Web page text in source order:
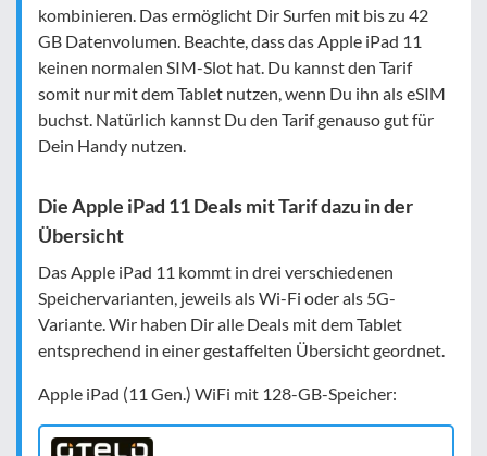
kombinieren. Das ermöglicht Dir Surfen mit bis zu 42
GB Datenvolumen. Beachte, dass das Apple iPad 11
keinen normalen SIM-Slot hat. Du kannst den Tarif
somit nur mit dem Tablet nutzen, wenn Du ihn als eSIM
buchst. Natürlich kannst Du den Tarif genauso gut für
Dein Handy nutzen.
Die Apple iPad 11 Deals mit Tarif dazu in der
Übersicht
Das Apple iPad 11 kommt in drei verschiedenen
Speichervarianten, jeweils als Wi-Fi oder als 5G-
Variante. Wir haben Dir alle Deals mit dem Tablet
entsprechend in einer gestaffelten Übersicht geordnet.
Apple iPad (11 Gen.) WiFi mit 128-GB-Speicher: